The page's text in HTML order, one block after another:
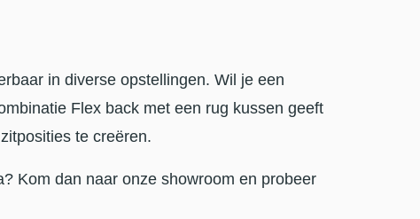
in diverse opstellingen. Wil je een
Flex back met een rug kussen geeft
te creëren.
Kom dan naar onze showroom en probeer